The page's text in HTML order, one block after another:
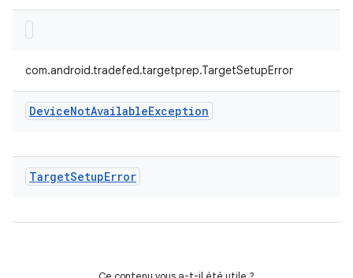
com.android.tradefed.targetprep.TargetSetupError
DeviceNotAvailableException
TargetSetupError